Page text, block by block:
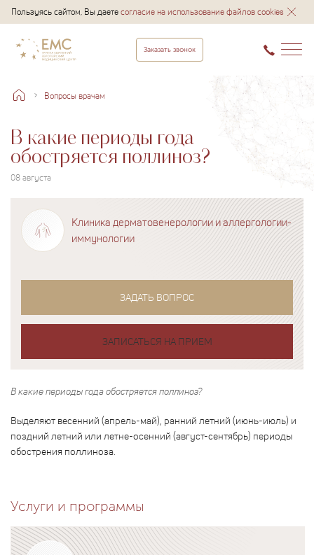
Пользуясь сайтом, Вы даетесогласие на использование файлов cookies
Заказать звонок
Вопросы врачам
В какие периоды года
обостряется поллиноз?
08 августа
Клиника дерматовенерологии и аллергологии-
иммунологии
ЗАДАТЬ ВОПРОС
ЗАПИСАТЬСЯ НА ПРИЕМ
В какие периоды года обостряется поллиноз?
Выделяют весенний (апрель-май), ранний летний (июнь-июль) и
поздний летний или летне-осенний (август-сентябрь) периоды
обострения поллиноза.
Услуги и программы